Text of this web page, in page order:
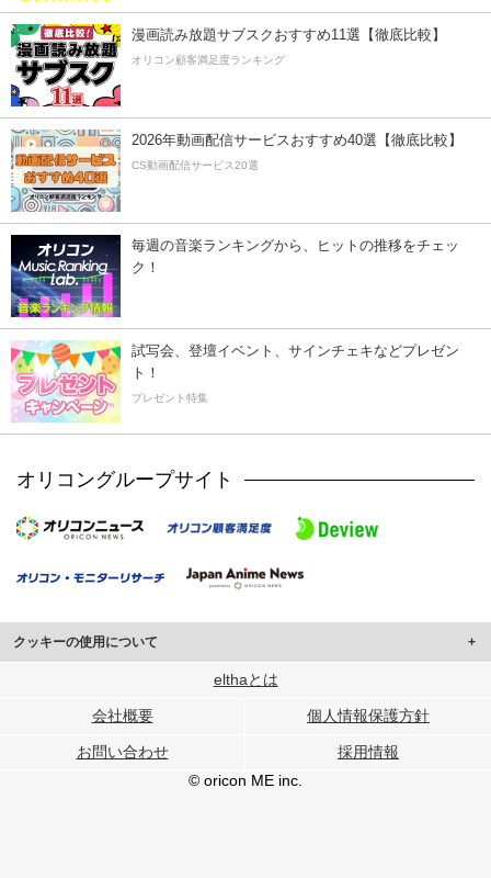
漫画読み放題サブスクおすすめ11選【徹底比較】
オリコン顧客満足度ランキング
2026年動画配信サービスおすすめ40選【徹底比較】
CS動画配信サービス20選
毎週の音楽ランキングから、ヒットの推移をチェッ
ク！
試写会、登壇イベント、サインチェキなどプレゼン
ト！
プレゼント特集
オリコングループサイト
クッキーの使用について
このサイトでは Cookie を使用して、ユーザーに合わせたコンテンツや広告の
行っています。
メディアや広告配信、データ解析の各パートナーに提供しています。
各パートナーは、この情報とユーザーが各パートナーに提供した他の情報や、
ユーザーが各パートナーのサービスを使用したときに収集した他の情報を組み
elthaとは
会社概要 個人情報保護方針
お問い合わせ
採用情報
© oricon ME inc.